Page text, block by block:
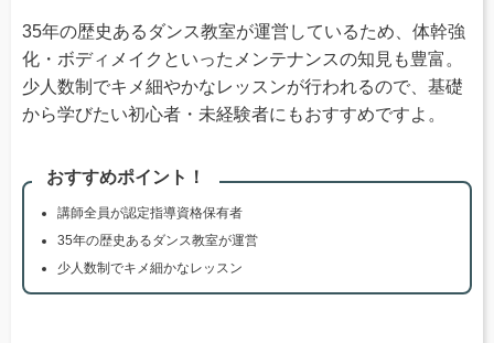
35年の歴史あるダンス教室が運営しているため、体幹強
化・ボディメイクといったメンテナンスの知見も豊富。
少人数制でキメ細やかなレッスンが行われるので、基礎
から学びたい初心者・未経験者にもおすすめですよ。
おすすめポイント！
講師全員が認定指導資格保有者
35年の歴史あるダンス教室が運営
少人数制でキメ細かなレッスン